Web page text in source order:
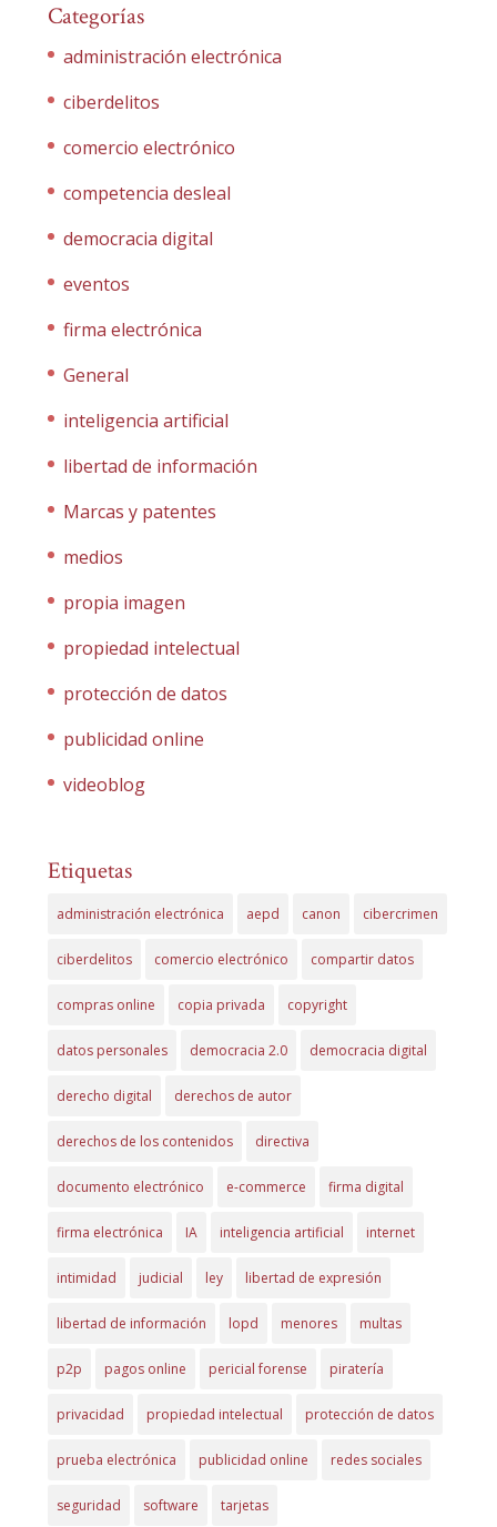
Categorías
administración electrónica
ciberdelitos
comercio electrónico
competencia desleal
democracia digital
eventos
firma electrónica
General
inteligencia artificial
libertad de información
Marcas y patentes
medios
propia imagen
propiedad intelectual
protección de datos
publicidad online
videoblog
Etiquetas
administración electrónica aepd canon cibercrimen
ciberdelitos comercio electrónico compartir datos
compras online copia privada copyright
datos personales democracia 2.0 democracia digital
derecho digital derechos de autor
derechos de los contenidos directiva
documento electrónico e-commerce firma digital
firma electrónica IA inteligencia artificial internet
intimidad judicial ley libertad de expresión
libertad de información lopd menores multas
p2p pagos online pericial forense piratería
privacidad propiedad intelectual protección de datos
prueba electrónica publicidad online redes sociales
seguridad software tarjetas